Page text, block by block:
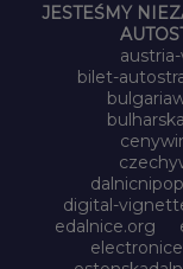
JESTEŚMY
bilet-
digital-
edalnice.org